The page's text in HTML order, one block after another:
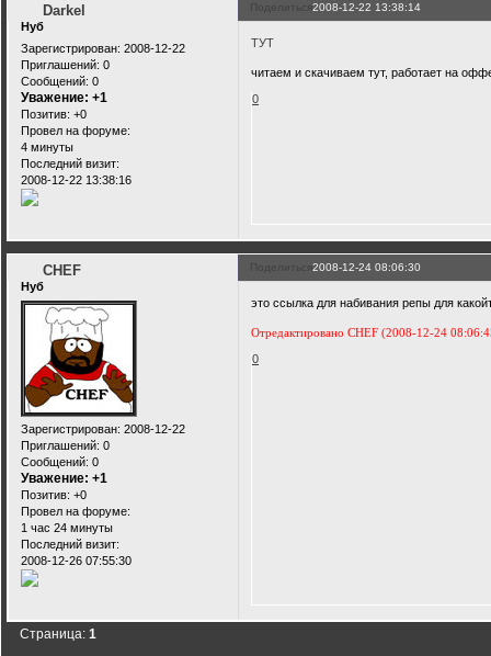
Поделиться2008-12-22 13:38:14
Darkel
Нуб
Зарегистрирован: 2008-12-22
Приглашений: 0
Сообщений: 0
Уважение: +1
Позитив: +0
Провел на форуме:
4 минуты
Последний визит:
2008-12-22 13:38:16
ТУТ
читаем и скачиваем тут, работает на
0
Поделиться2008-12-24 08:06:30
CHEF
Нуб
Зарегистрирован: 2008-12-22
Приглашений: 0
Сообщений: 0
Уважение: +1
Позитив: +0
Провел на форуме:
1 час 24 минуты
Последний визит:
2008-12-26 07:55:30
это ссылка для набивания репы для
Отредактировано CHEF (2008-12-24
0
Страница:1